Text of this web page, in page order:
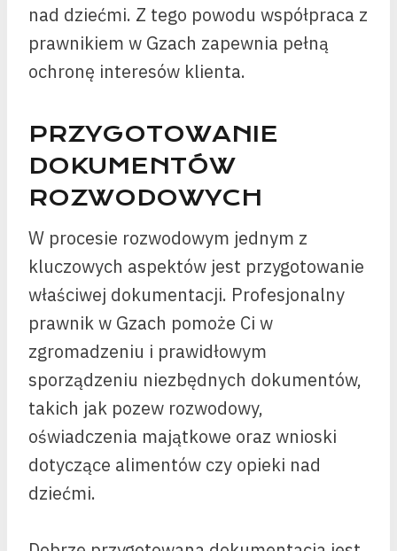
nad dziećmi. Z tego powodu współpraca z
prawnikiem w Gzach zapewnia pełną
ochronę interesów klienta.
PRZYGOTOWANIE
DOKUMENTÓW
ROZWODOWYCH
W procesie rozwodowym jednym z
kluczowych aspektów jest przygotowanie
właściwej dokumentacji. Profesjonalny
prawnik w Gzach pomoże Ci w
zgromadzeniu i prawidłowym
sporządzeniu niezbędnych dokumentów,
takich jak pozew rozwodowy,
oświadczenia majątkowe oraz wnioski
dotyczące alimentów czy opieki nad
dziećmi.